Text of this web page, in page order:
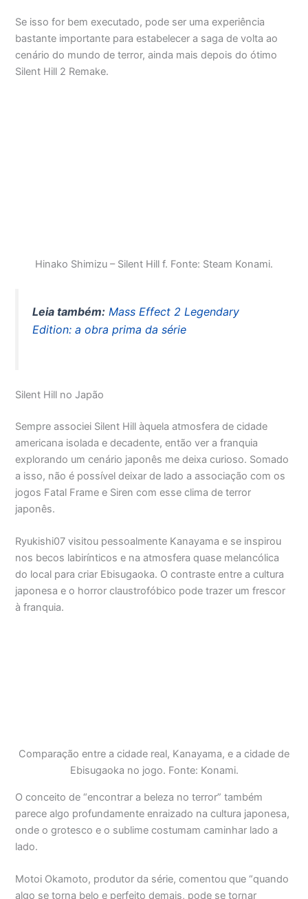
Se isso for bem executado, pode ser uma experiência
bastante importante para estabelecer a saga de volta ao
cenário do mundo de terror, ainda mais depois do ótimo
Silent Hill 2 Remake.
Hinako Shimizu – Silent Hill f. Fonte: Steam Konami.
Leia também: Mass Effect 2 Legendary
Edition: a obra prima da série
Silent Hill no Japão
Sempre associei Silent Hill àquela atmosfera de cidade
americana isolada e decadente, então ver a franquia
explorando um cenário japonês me deixa curioso. Somado
a isso, não é possível deixar de lado a associação com os
jogos Fatal Frame e Siren com esse clima de terror
japonês.
Ryukishi07 visitou pessoalmente Kanayama e se inspirou
nos becos labirínticos e na atmosfera quase melancólica
do local para criar Ebisugaoka. O contraste entre a cultura
japonesa e o horror claustrofóbico pode trazer um frescor
à franquia.
Comparação entre a cidade real, Kanayama, e a cidade de
Ebisugaoka no jogo. Fonte: Konami.
O conceito de “encontrar a beleza no terror” também
parece algo profundamente enraizado na cultura japonesa,
onde o grotesco e o sublime costumam caminhar lado a
lado.
Motoi Okamoto, produtor da série, comentou que “quando
algo se torna belo e perfeito demais, pode se tornar